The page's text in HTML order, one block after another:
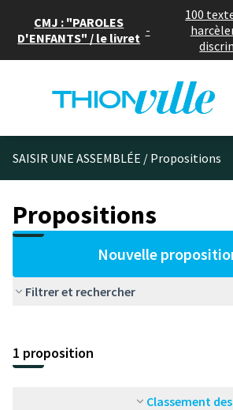
CMJ : "PAROLES
D'ENFANTS" / le livret -
100
SAISIR UNE ASSEMBLÉE / Propositions
Propositions
Nouvelle
Filtrer et rechercher
1 proposition
Classement